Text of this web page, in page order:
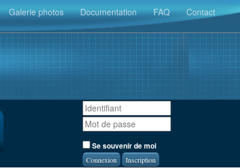
Galerie photos Documentation FAQ Contact
Se souvenir de moi
Inscription